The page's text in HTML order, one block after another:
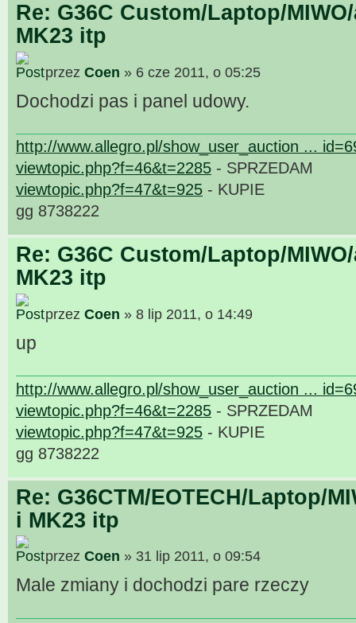
Re: G36C Custom/Laptop/
MK23 itp
przez Coen » 6 cze 2011, o 05:25
Dochodzi pas i panel udowy.
http://www.allegro.pl/show_user_auction ...
viewtopic.php?f=46&t=2285 - SPRZEDAM
viewtopic.php?f=47&t=925 - KUPIE
gg 8738222
Re: G36C Custom/Laptop/
MK23 itp
przez Coen » 8 lip 2011, o 14:49
up
http://www.allegro.pl/show_user_auction ...
viewtopic.php?f=46&t=2285 - SPRZEDAM
viewtopic.php?f=47&t=925 - KUPIE
gg 8738222
Re: G36CTM/EOTECH/Laptop/
i MK23 itp
przez Coen » 31 lip 2011, o 09:54
Male zmiany i dochodzi pare rzeczy